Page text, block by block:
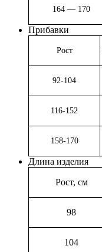
164 — 170
Прибавки
Рост
92-104
116-152
158-170
Длина изделия
Рост, см
98
104